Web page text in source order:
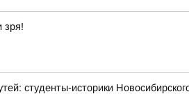
зря!
студенты-историки